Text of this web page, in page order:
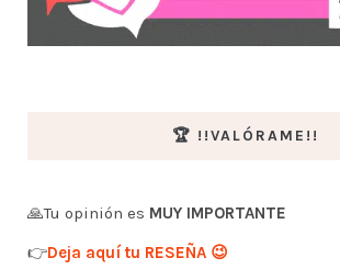
🏆 !!VALÓRAME!!
🙏Tu opinión es MUY IMPORTANTE
👉Deja aquí tu RESEÑA 😉